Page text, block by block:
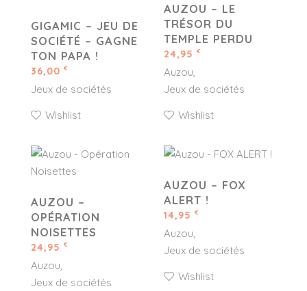
GIGAMIC – JEU DE
SOCIÉTÉ – GAGNE
TON PAPA !
36,00 €
Jeux de sociétés
Wishlist
AUZOU – LE
TRÉSOR DU
TEMPLE PERDU
24,95 €
Auzou
Jeux de sociétés
Wishlist
AUZOU –
OPÉRATION
NOISETTES
24,95 €
Auzou
Jeux de sociétés
AUZOU – FOX
ALERT !
14,95 €
Auzou
Jeux de sociétés
Wishlist